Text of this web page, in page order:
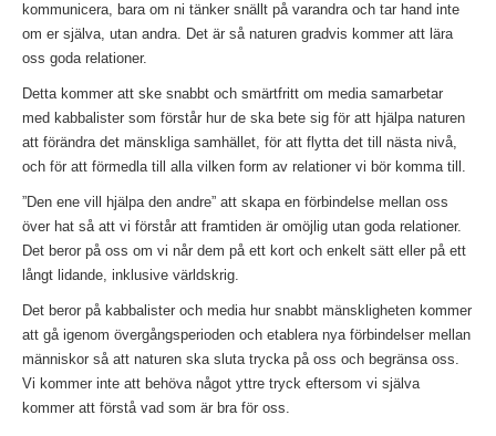
kommunicera, bara om ni tänker snällt på varandra och tar hand inte
om er själva, utan andra. Det är så naturen gradvis kommer att lära
oss goda relationer.
Detta kommer att ske snabbt och smärtfritt om media samarbetar
med kabbalister som förstår hur de ska bete sig för att hjälpa naturen
att förändra det mänskliga samhället, för att flytta det till nästa nivå,
och för att förmedla till alla vilken form av relationer vi bör komma till.
”Den ene vill hjälpa den andre” att skapa en förbindelse mellan oss
över hat så att vi förstår att framtiden är omöjlig utan goda relationer.
Det beror på oss om vi når dem på ett kort och enkelt sätt eller på ett
långt lidande, inklusive världskrig.
Det beror på kabbalister och media hur snabbt mänskligheten kommer
att gå igenom övergångsperioden och etablera nya förbindelser mellan
människor så att naturen ska sluta trycka på oss och begränsa oss.
Vi kommer inte att behöva något yttre tryck eftersom vi själva
kommer att förstå vad som är bra för oss.